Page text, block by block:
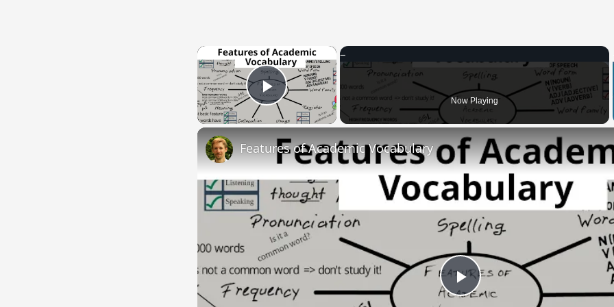
×
Play Video Now Playing
Play
Features of Academic Vocabulary